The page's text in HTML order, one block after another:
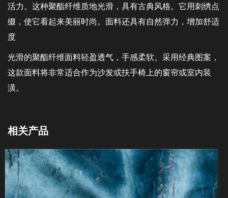
活力。这种聚酯纤维质地光滑，具有古典风格。它用刺绣点
缀，使它看起来美丽时尚。面料还具有自然弹力，增加舒适
度
光滑的聚酯纤维面料轻盈透气，手感柔软。采用经典图案，
这款面料将非常适合作为沙发或扶手椅上的窗帘或室内装
潢。
相关产品